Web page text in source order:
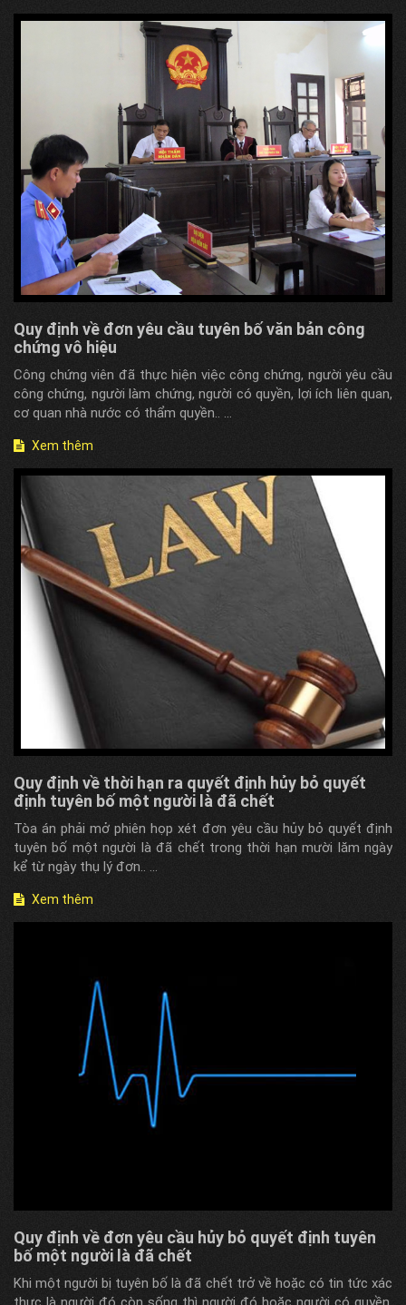
Quy định về đơn yêu cầu tuyên bố văn bản công
chứng vô hiệu
Công chứng viên đã thực hiện việc công chứng, người yêu cầu
công chứng, người làm chứng, người có quyền, lợi ích liên quan,
cơ quan nhà nước có thẩm quyền.. ...
Xem thêm
Quy định về thời hạn ra quyết định hủy bỏ quyết
định tuyên bố một người là đã chết
Tòa án phải mở phiên họp xét đơn yêu cầu hủy bỏ quyết định
tuyên bố một người là đã chết trong thời hạn mười lăm ngày
kể từ ngày thụ lý đơn.. ...
Xem thêm
Quy định về đơn yêu cầu hủy bỏ quyết định tuyên
bố một người là đã chết
Khi một người bị tuyên bố là đã chết trở về hoặc có tin tức xác